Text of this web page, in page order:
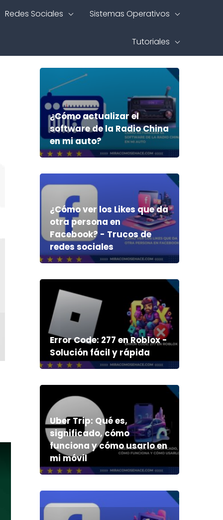
Redes Sociales Sistemas Operativos
Tutoriales
¿Cómo actualizar el
software de la Radio China
en mi auto?
¿Cómo ver los Likes que da
otra persona en
Facebook? - Trucos de
redes sociales
Error Code: 277 en Roblox -
Solución fácil y rápida
Uber Trip: Qué es,
significado, cómo
funciona y cómo usarlo en
mi móvil